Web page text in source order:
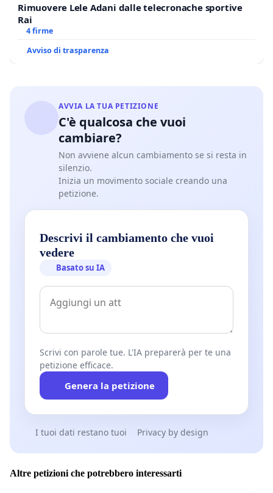
Rimuovere Lele Adani dalle telecronache sportive
Rai
4 firme
Avviso di trasparenza
AVVIA LA TUA PETIZIONE
C'è qualcosa che vuoi
cambiare?
Non avviene alcun cambiamento se si resta in
silenzio.
Inizia un movimento sociale creando una
petizione.
Descrivi il cambiamento che vuoi
vedere
Basato su IA
Scrivi con parole tue. L'IA preparerà per te una
petizione efficace.
Genera la petizione
I tuoi dati restano tuoi Privacy by design
Altre petizioni che potrebbero interessarti